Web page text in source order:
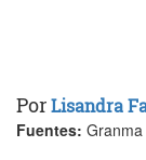
PorLisandra
Fuentes: Granma